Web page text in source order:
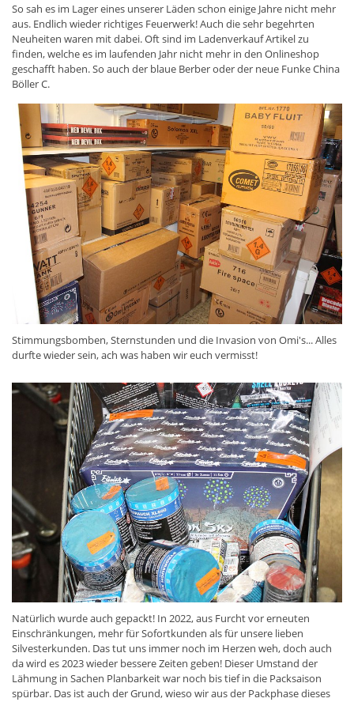
So sah es im Lager eines unserer Läden schon einige Jahre nicht mehr
aus. Endlich wieder richtiges Feuerwerk! Auch die sehr begehrten
Neuheiten waren mit dabei. Oft sind im Ladenverkauf Artikel zu
finden, welche es im laufenden Jahr nicht mehr in den Onlineshop
geschafft haben. So auch der blaue Berber oder der neue Funke China
Böller C.
Stimmungsbomben, Sternstunden und die Invasion von Omi's... Alles
durfte wieder sein, ach was haben wir euch vermisst!
Natürlich wurde auch gepackt! In 2022, aus Furcht vor erneuten
Einschränkungen, mehr für Sofortkunden als für unsere lieben
Silvesterkunden. Das tut uns immer noch im Herzen weh, doch auch
da wird es 2023 wieder bessere Zeiten geben! Dieser Umstand der
Lähmung in Sachen Planbarkeit war noch bis tief in die Packsaison
spürbar. Das ist auch der Grund, wieso wir aus der Packphase dieses